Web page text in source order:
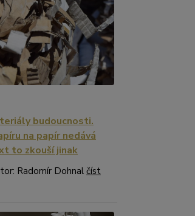
budoucnosti.
na papír nedává
to zkouší jinak
Radomír Dohnal číst